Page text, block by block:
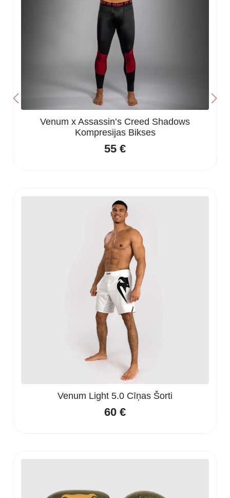
Venum x Assassin’s Creed Shadows
Kompresijas Bikses
55 €
Venum Light 5.0 Cīņas Šorti
60 €